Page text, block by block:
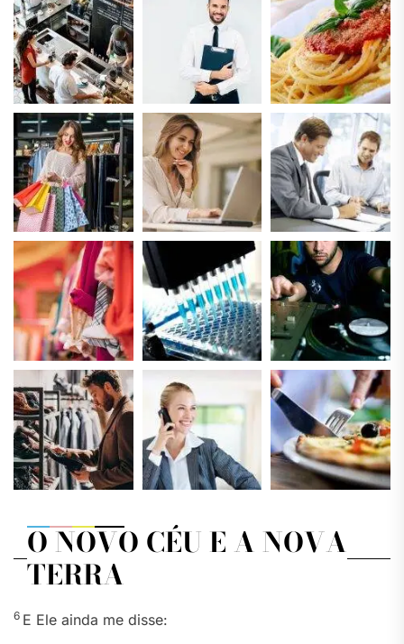
O NOVO CÉU E A NOVA
TERRA
6 E Ele ainda me disse: